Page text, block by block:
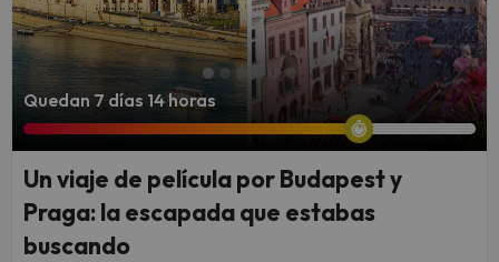
Quedan 7 días 14 horas
Un viaje de película por Budapest y
Praga: la escapada que estabas
buscando